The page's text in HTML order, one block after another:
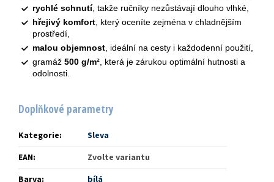
rychlé schnutí, takže ručníky nezůstávají dlouho vlhké,
hřejivý komfort, který oceníte zejména v chladnějším
prostředí,
malou objemnost, ideální na cesty i každodenní použití,
gramáž 500 g/m², která je zárukou optimální hutnosti a
odolnosti.
Doplňkové parametry
Kategorie:
Sleva
EAN:
Zvolte variantu